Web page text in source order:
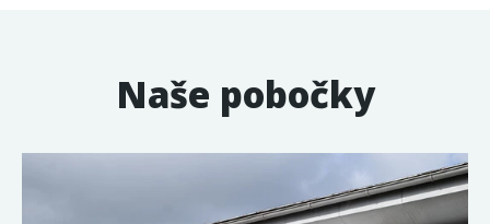
Naše pobočky